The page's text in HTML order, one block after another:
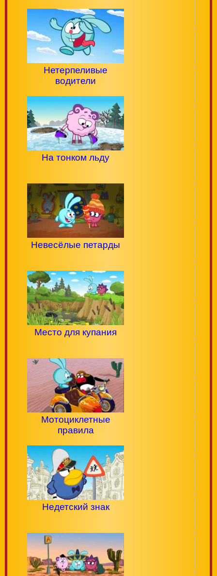
Нетерпеливые
водители
На тонком льду
Невесёлые петарды
Место для купания
Мотоциклетные
правила
Недетский знак